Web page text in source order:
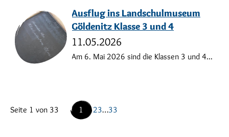
Ausflug ins Landschulmuseum
Göldenitz Klasse 3 und 4
11.05.2026
Am 6. Mai 2026 sind die Klassen 3 und 4...
Seite 1 von 33 1 23…33